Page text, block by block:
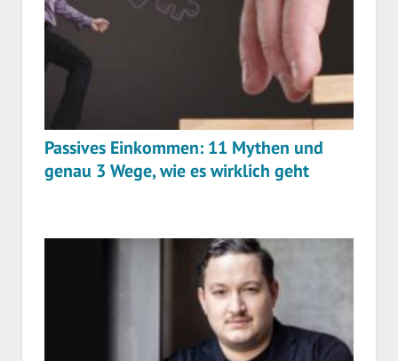
Passives Einkommen: 11 Mythen und
genau 3 Wege, wie es wirklich geht